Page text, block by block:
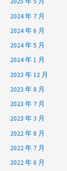
2024 年 7 月
2024 年 6 月
2024 年 5 月
2024 年 1 月
2023 年 12 月
2023 年 8 月
2023 年 7 月
2023 年 3 月
2022 年 8 月
2022 年 7 月
2022 年 6 月